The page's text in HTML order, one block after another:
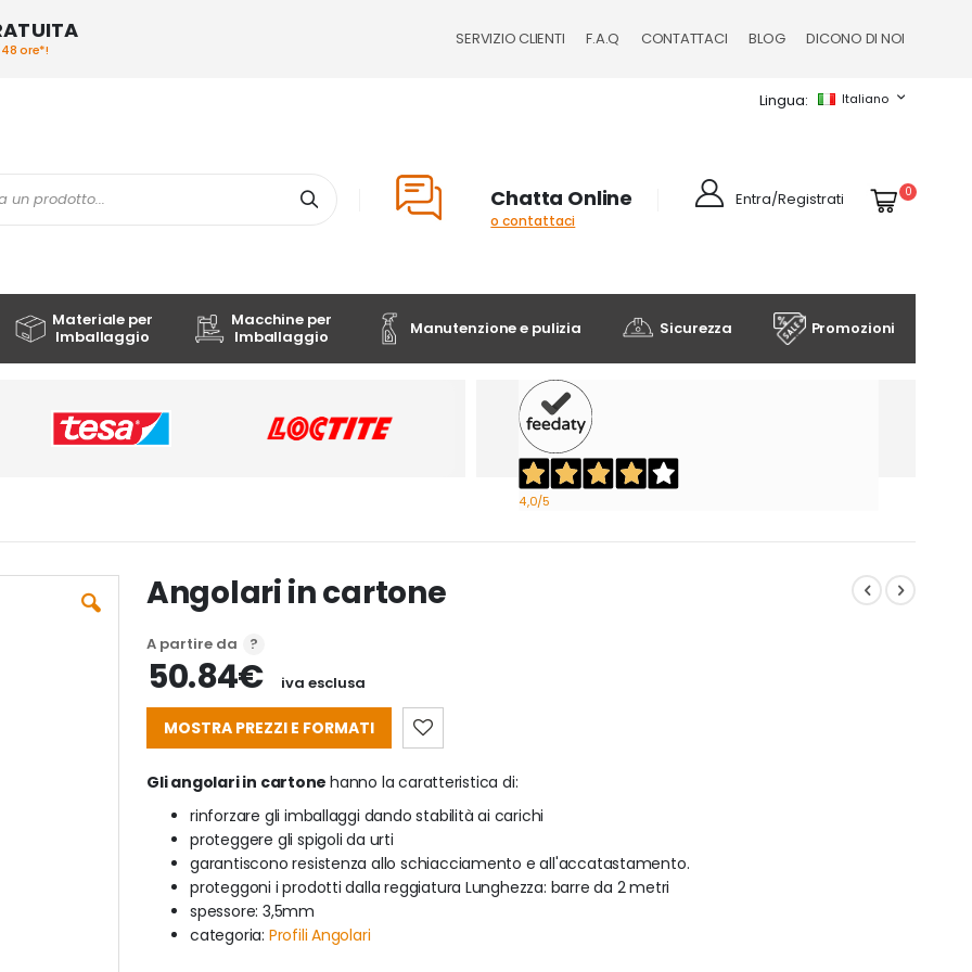
ore*!
SERVIZIO CLIENTI F.A.Q CONTATTACI BLOG DICONO DI NOI
LinguaItaliano
Chatta Online
o contattaci
Entra/Registrati Cart
0elementi
Materiale per
Imballaggio
Macchine per
Imballaggio
Manutenzione e pulizia Sicurezza Promozioni
4,0/5
Angolari in cartone
A partire da
50.84€ iva esclusa
MOSTRA PREZZI E FORMATI
Gli angolari in cartonehanno la caratteristica di:
rinforzare gli imballaggi dando stabilità ai carichi
proteggere gli spigoli da urti
garantiscono resistenza allo schiacciamento e all'accatastamento.
proteggoni i prodotti dalla reggiatura Lunghezza: barre da 2 metri
spessore: 3,5mm
categoria: Profili Angolari